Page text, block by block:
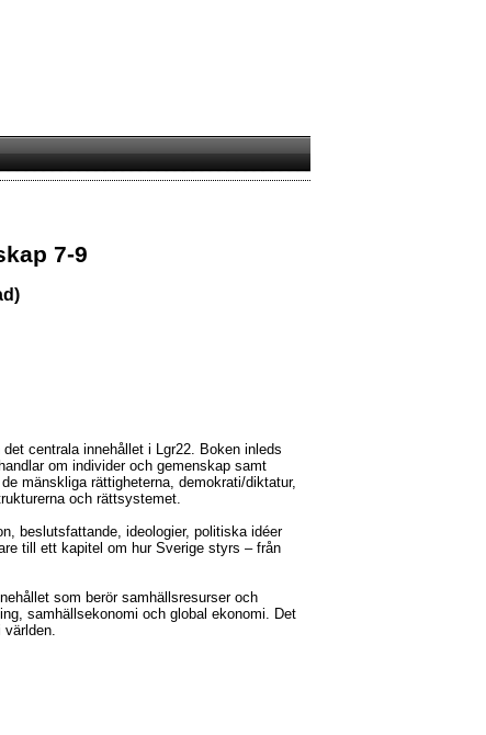
7-9
centrala innehållet i Lgr22. Boken inleds
om individer och gemenskap samt
mänskliga rättigheterna, demokrati/diktatur,
och rättsystemet.
beslutsfattande, ideologier, politiska idéer
till ett kapitel om hur Sverige styrs – från
som berör samhällsresurser och
samhällsekonomi och global ekonomi. Det
världen.